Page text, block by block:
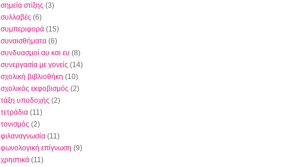
σημεία στίξης (3)
συλλαβές (6)
συμπεριφορά (15)
συναισθήματα (6)
συνδυασμοί αυ και ευ (8)
συνεργασία με γονείς (14)
σχολική βιβλιοθήκη (10)
σχολικός εκφοβισμός (2)
τάξη υποδοχής (2)
τετράδια (11)
τονισμός (2)
φιλαναγνωσία (11)
φωνολογική επίγνωση (9)
χρηστικά (11)